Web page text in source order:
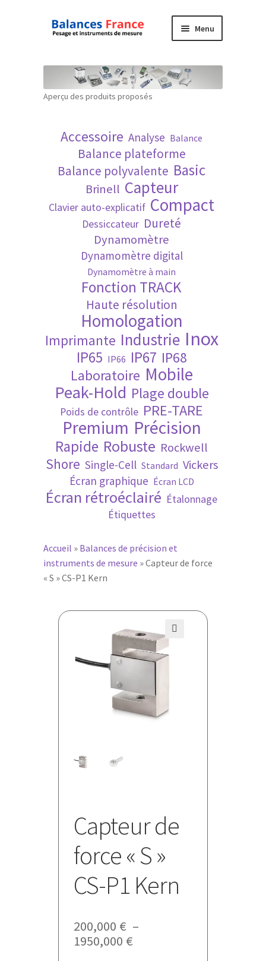
Aller
navigation
Aller
Menu
Mon compte
Politique de confidentialité
Politique en matière de remboursements et
Recherche avancée
Technique
Validation de la commande
Aperçu des produits proposés
Accessoire Analyse Balance
Balance plateforme
Balance polyvalente Basic
Brinell Capteur
Clavier auto-explicatif Compact
Dessiccateur Dureté
Dynamomètre
Dynamomètre digital
Dynamomètre à main
Fonction TRACK
Haute résolution
Homologation
Imprimante Industrie Inox
IP65 IP66 IP67 IP68
Laboratoire Mobile
Peak-Hold Plage double
Poids de contrôle PRE-TARE
Premium Précision
Rapide Robuste Rockwell
Shore Single-Cell Standard Vickers
Écran graphique Écran LCD
Écran rétroéclairé Étalonnage
Étiquettes
Accueil » Balances de précision et
instruments de mesure »Capteur de force
« S » CS-P1 Kern
Capteur de
force « S »
CS-P1 Kern
200,000 € –
1950,000 €Plage